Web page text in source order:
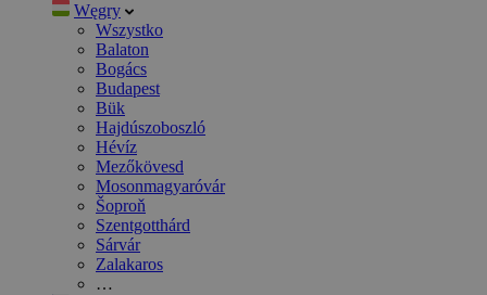
Węgry
Wszystko
Balaton
Bogács
Budapest
Bük
Hajdúszoboszló
Hévíz
Mezőkövesd
Mosonmagyaróvár
Šoproň
Szentgotthárd
Sárvár
Zalakaros
…